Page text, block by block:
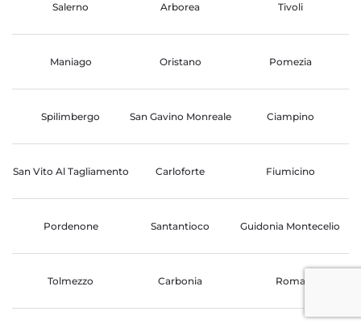
Salerno Arborea Tivoli
Maniago Oristano Pomezia
Spilimbergo San Gavino Monreale Ciampino
San Vito Al Tagliamento Carloforte Fiumicino
Pordenone Santantioco Guidonia Montecelio
Tolmezzo Carbonia Roma